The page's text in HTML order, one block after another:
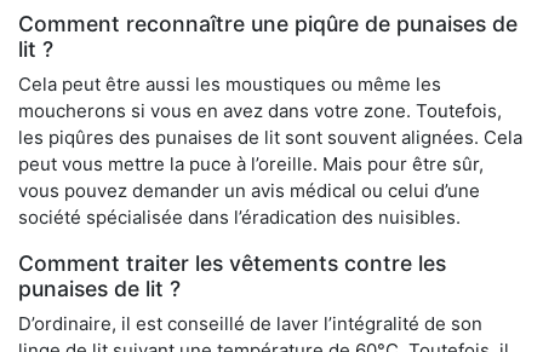
Comment reconnaître une piqûre de punaises de
lit ?
Cela peut être aussi les moustiques ou même les
moucherons si vous en avez dans votre zone. Toutefois,
les piqûres des punaises de lit sont souvent alignées. Cela
peut vous mettre la puce à l’oreille. Mais pour être sûr,
vous pouvez demander un avis médical ou celui d’une
société spécialisée dans l’éradication des nuisibles.
Comment traiter les vêtements contre les
punaises de lit ?
D’ordinaire, il est conseillé de laver l’intégralité de son